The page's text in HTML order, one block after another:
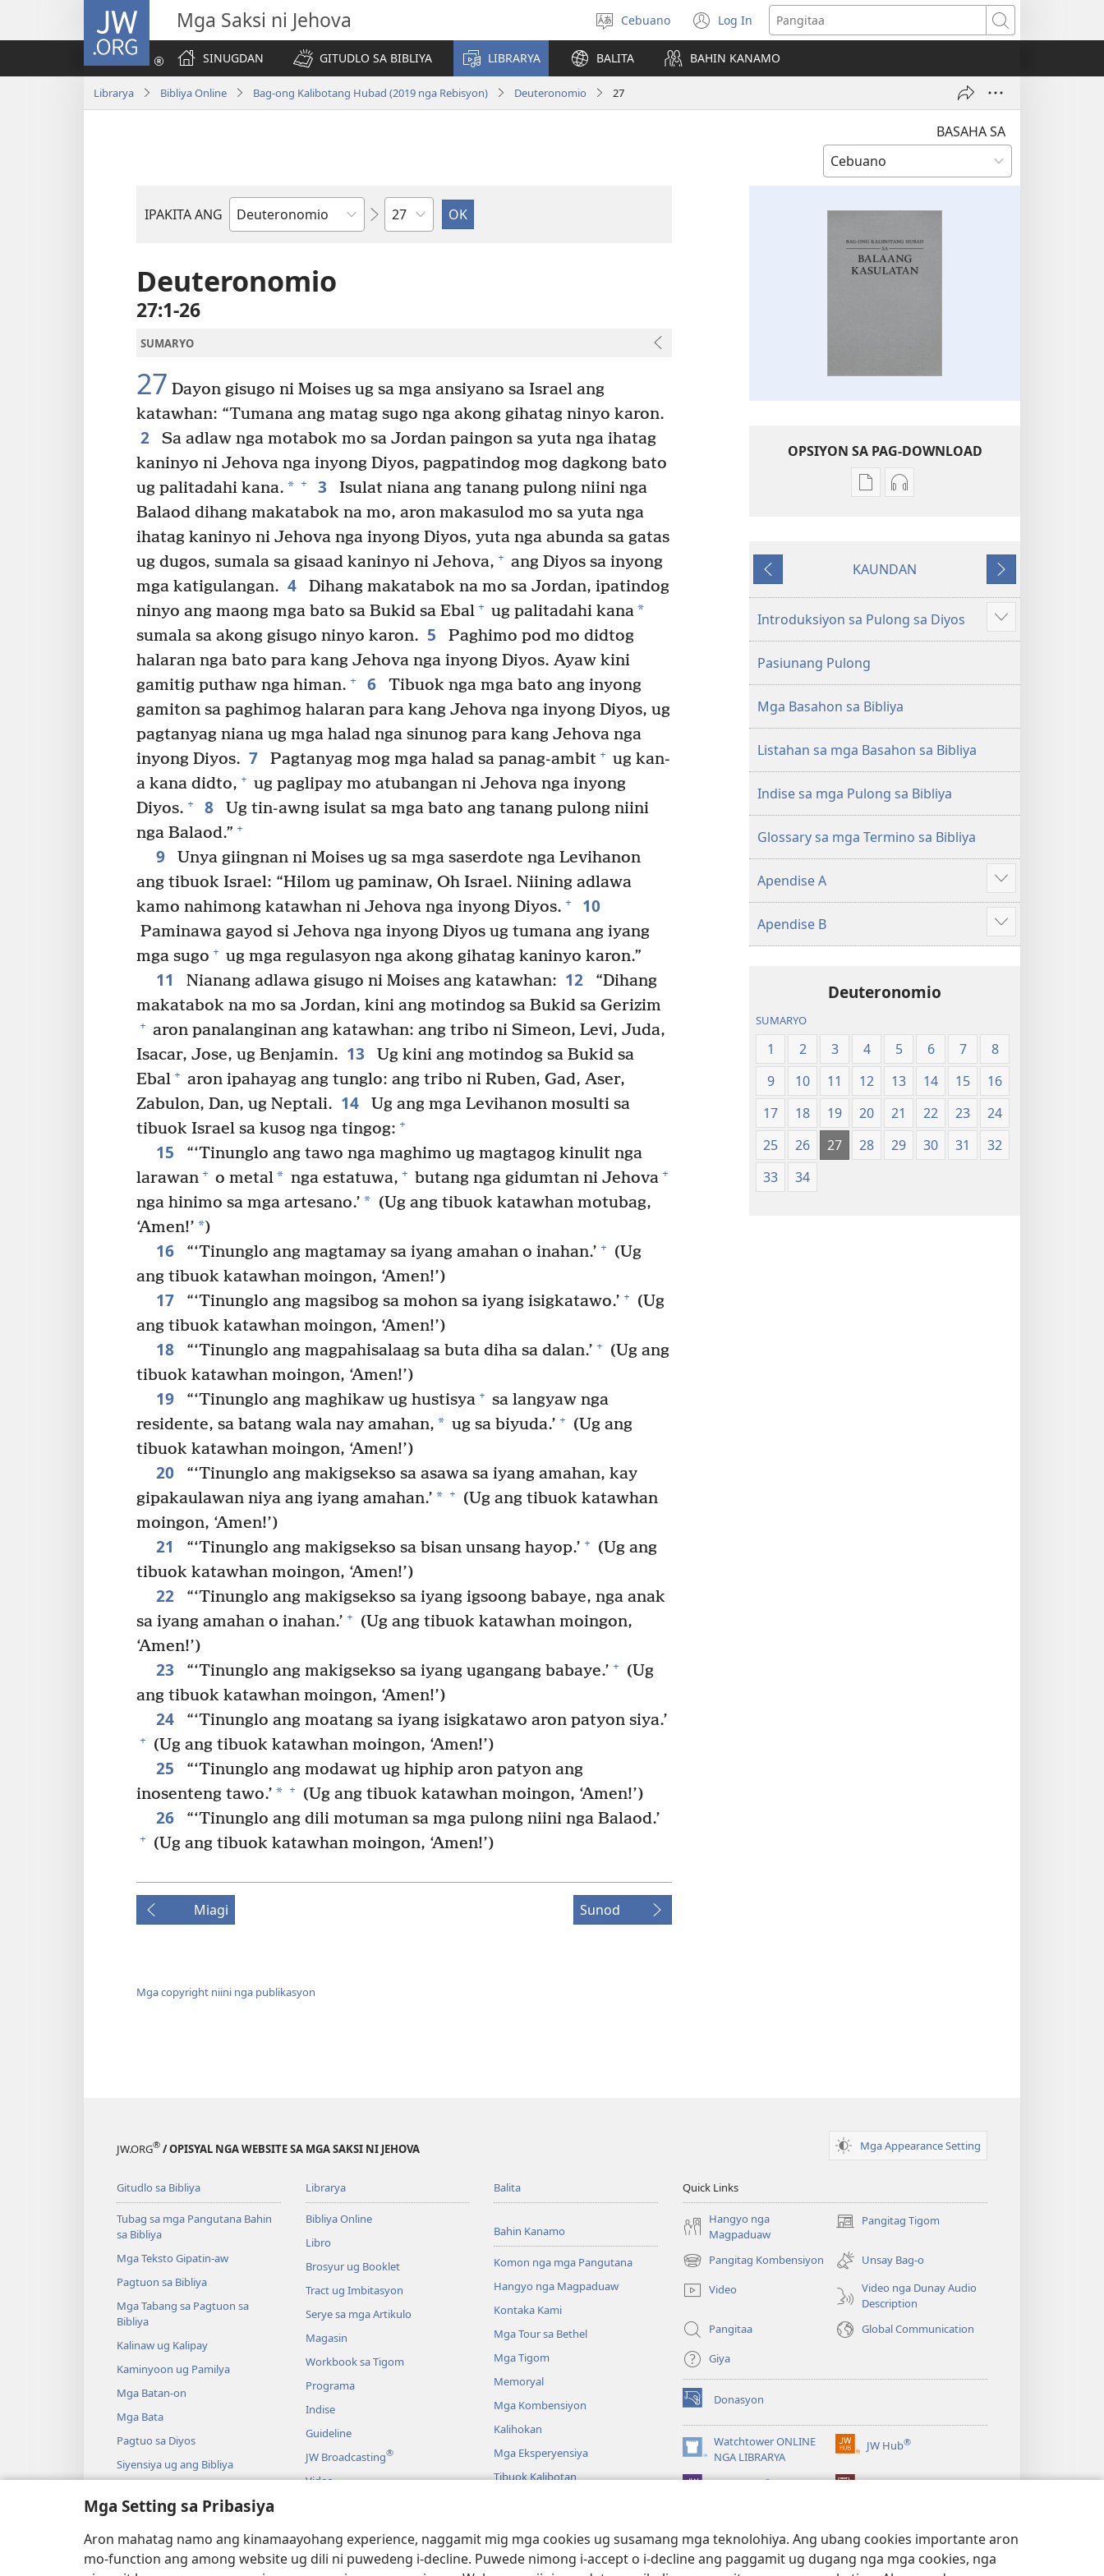
Mga Setting sa Pribasiya
Aron mahatag namo ang kinamaayohang experience, naggamit mig mga cookies ug susamang mga teknolohiya. Ang ubang cookies importante aron
mo-function ang among website ug dili ni puwedeng i-decline. Puwede nimong i-accept o i-decline ang paggamit ug dugang nga mga cookies, nga
JW.ORG Mga Saksi ni Jehova
Pagpilig
pinulongan
Cebuano Log In
(mo-
open
ug
bag-
window)
Pangitaa
SINUGDAN
GITUDLO SA BIBLIYA LIBRARYA BALITA BAHIN KANAMO
Librarya Bibliya Online Bag-ong Kalibotang Hubad (2019 nga Rebisyon) Deuteronomio 27
BASAHA SA
IPAKITA ANG
Basahon
Kapitulo
Deuteronomio
27:1-26
SUMARYO
27 Dayon gisugo ni Moises ug sa mga ansiyano sa Israel ang
katawhan: “Tumana ang matag sugo nga akong gihatag ninyo karon.
2
Sa adlaw nga motabok mo sa Jordan paingon sa yuta nga ihatag
kaninyo ni Jehova nga inyong Diyos, pagpatindog mog dagkong bato
ug palitadahi kana. * + 3
Isulat niana ang tanang pulong niini nga
Balaod dihang makatabok na mo, aron makasulod mo sa yuta nga
ihatag kaninyo ni Jehova nga inyong Diyos, yuta nga abunda sa gatas
ug dugos, sumala sa gisaad kaninyo ni Jehova, + ang Diyos sa inyong
mga katigulangan. 4
Dihang makatabok na mo sa Jordan, ipatindog
ninyo ang maong mga bato sa Bukid sa Ebal + ug palitadahi kana*
sumala sa akong gisugo ninyo karon. 5
Paghimo pod mo didtog
halaran nga bato para kang Jehova nga inyong Diyos. Ayaw kini
gamitig puthaw nga himan. + 6
Tibuok nga mga bato ang inyong
gamiton sa paghimog halaran para kang Jehova nga inyong Diyos, ug
pagtanyag niana ug mga halad nga sinunog para kang Jehova nga
inyong Diyos. 7 Pagtanyag mog mga halad sa panag-ambit + ug kan-
a kana didto, + ug paglipay mo atubangan ni Jehova nga inyong
Diyos. + 8
Ug tin-awng isulat sa mga bato ang tanang pulong niini
nga Balaod.” +
9
Unya giingnan ni Moises ug sa mga saserdote nga Levihanon
ang tibuok Israel: “Hilom ug paminaw, Oh Israel. Niining adlawa
kamo nahimong katawhan ni Jehova nga inyong Diyos. + 10
Paminawa gayod si Jehova nga inyong Diyos ug tumana ang iyang
mga sugo + ug mga regulasyon nga akong gihatag kaninyo karon.”
11 Nianang adlawa gisugo ni Moises ang katawhan: 12
“Dihang
makatabok na mo sa Jordan, kini ang motindog sa Bukid sa Gerizim
+ aron panalanginan ang katawhan: ang tribo ni Simeon, Levi, Juda,
Isacar, Jose, ug Benjamin. 13
Ug kini ang motindog sa Bukid sa
Ebal + aron ipahayag ang tunglo: ang tribo ni Ruben, Gad, Aser,
Zabulon, Dan, ug Neptali. 14
Ug ang mga Levihanon mosulti sa
tibuok Israel sa kusog nga tingog: +
15
“‘Tinunglo ang tawo nga maghimo ug magtagog kinulit nga
larawan + o metal* nga estatuwa, + butang nga gidumtan ni Jehova +
nga hinimo sa mga artesano.’ * (Ug ang tibuok katawhan motubag,
‘Amen!’ *)
16 “‘Tinunglo ang magtamay sa iyang amahan o inahan.’ +
(Ug
ang tibuok katawhan moingon, ‘Amen!’)
17 “‘Tinunglo ang magsibog sa mohon sa iyang isigkatawo.’ +
(Ug
ang tibuok katawhan moingon, ‘Amen!’)
18 “‘Tinunglo ang magpahisalaag sa buta diha sa dalan.’ +
(Ug ang
tibuok katawhan moingon, ‘Amen!’)
19 “‘Tinunglo ang maghikaw ug hustisya + sa langyaw nga
residente, sa batang wala nay amahan, * ug sa biyuda.’ +
(Ug ang
tibuok katawhan moingon, ‘Amen!’)
20
“‘Tinunglo ang makigsekso sa asawa sa iyang amahan, kay
gipakaulawan niya ang iyang amahan.’ * +
(Ug ang tibuok katawhan
moingon, ‘Amen!’)
21 “‘Tinunglo ang makigsekso sa bisan unsang hayop.’ +
(Ug ang
tibuok katawhan moingon, ‘Amen!’)
22
“‘Tinunglo ang makigsekso sa iyang igsoong babaye, nga anak
sa iyang amahan o inahan.’ +
(Ug ang tibuok katawhan moingon,
‘Amen!’)
23 “‘Tinunglo ang makigsekso sa iyang ugangang babaye.’ +
(Ug
ang tibuok katawhan moingon, ‘Amen!’)
24 “‘Tinunglo ang moatang sa iyang isigkatawo aron patyon siya.’
+ (Ug ang tibuok katawhan moingon, ‘Amen!’)
25
“‘Tinunglo ang modawat ug hiphip aron patyon ang
inosenteng tawo.’ * + (Ug ang tibuok katawhan moingon, ‘Amen!’)
26 “‘Tinunglo ang dili motuman sa mga pulong niini nga Balaod.’
+ (Ug ang tibuok katawhan moingon, ‘Amen!’)
Miagi Sunod
Mga copyright niini nga publikasyon
OPSIYON SA PAG-DOWNLOAD
Opsiyon
sa
Bag-
ong
Hubad
sa
Balaang
Kasulatan
(Gihubad
Gikan
sa
2013
Rebisadong
New
Translation
the
Holy
Opsiyon
sa
ong
sa
Balaang
Kasulatan
(Gihubad
Gikan
sa
Rebisadong
New
Translation
the
Holy
Miagi
KAUNDAN
Sunod
Introduksiyon sa Pulong sa Diyos
Ipakita
ang
pa
Pasiunang Pulong
Mga Basahon sa Bibliya
Listahan sa mga Basahon sa Bibliya
Indise sa mga Pulong sa Bibliya
Glossary sa mga Termino sa Bibliya
Apendise A
Ipakita
ang
uban
pa
Apendise B
Ipakita
ang
Deuteronomio
SUMARYO
1 2 3 4 5 6 7
8
9
10 11 12 13 14 15
16
17
18 19 20 21 22 23
24
25
26 27 28 29 30 31
32
33
34
JW.ORG® / OPISYAL NGA WEBSITE SA MGA SAKSI NI JEHOVA Mga Appearance Setting
Gitudlo sa Bibliya
Tubag sa mga Pangutana Bahin
sa Bibliya
Mga Teksto Gipatin-aw
Pagtuon sa Bibliya
Mga Tabang sa Pagtuon sa
Bibliya
Kalinaw ug Kalipay
Kaminyoon ug Pamilya
Mga Batan-on
Mga Bata
Pagtuo sa Diyos
Siyensiya ug ang Bibliya
Librarya
Bibliya Online
Libro
Brosyur ug Booklet
Tract ug Imbitasyon
Serye sa mga Artikulo
Magasin
Workbook sa Tigom
Programa
Indise
Guideline
JW Broadcasting®
Video
Gidrama nga Pagbasa sa Bibliya
Balita
Bahin Kanamo
Komon nga mga Pangutana
Hangyo nga Magpaduaw
Kontaka Kami
Mga Tour sa Bethel
Mga Tigom
Memoryal
Mga Kombensiyon
Kalihokan
Mga Eksperyensiya
Tibuok Kalibotan
Quick Links
Hangyo nga
Magpaduaw
Pangitag Tigom
(mo-
ug
bag-
ong
window)
Pangitag Kombensiyon
(mo-
open
ug
ong
Unsay Bag-o
Video
Video nga Dunay Audio
Description
Pangitaa
Global Communication
Giya
Donasyon
(mo-
open
ug
bag-
window)
Watchtower ONLINE
NGA LIBRARYA
(mo-
open
window)
JW Hub®
(mo-
ug
®